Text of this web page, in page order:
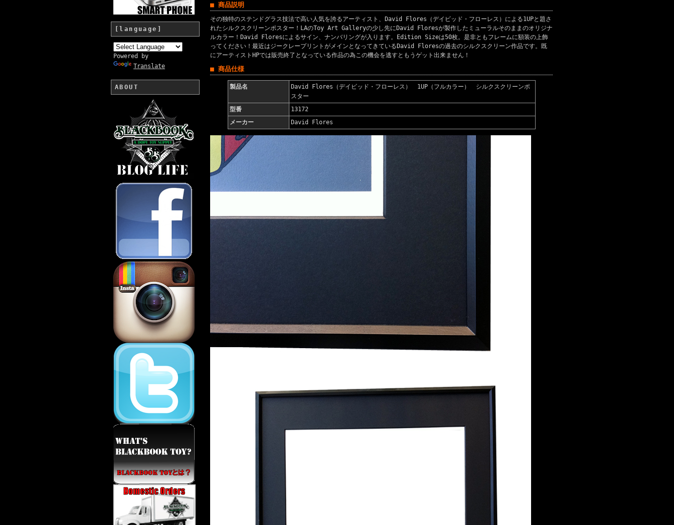
[language]
Powered by
Translate
ABOUT
■ 商品説明
その独特のステンドグラス技法で高い人気を誇るアーティスト、David Flores（デイビッド・フローレス）による1UPと題さ
れたシルクスクリーンポスター！LAのToy Art Galleryの少し先にDavid Floresが製作したミューラルそのままのオリジナ
ルカラー！David Floresによるサイン、ナンバリングが入ります。Edition Sizeは50枚。是非ともフレームに額装の上飾
ってください！最近はジークレープリントがメインとなってきているDavid Floresの過去のシルクスクリーン作品です。既
にアーティストHPでは販売終了となっている作品の為この機会を逃すともうゲット出来ません！
■ 商品仕様
製品名
David Flores（デイビッド・フローレス） 1UP（フルカラー） シルクスクリーンポ
スター
型番
13172
メーカー
David Flores